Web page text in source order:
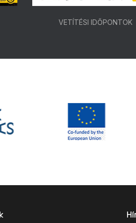
VETÍTÉSI IDŐPONTOK